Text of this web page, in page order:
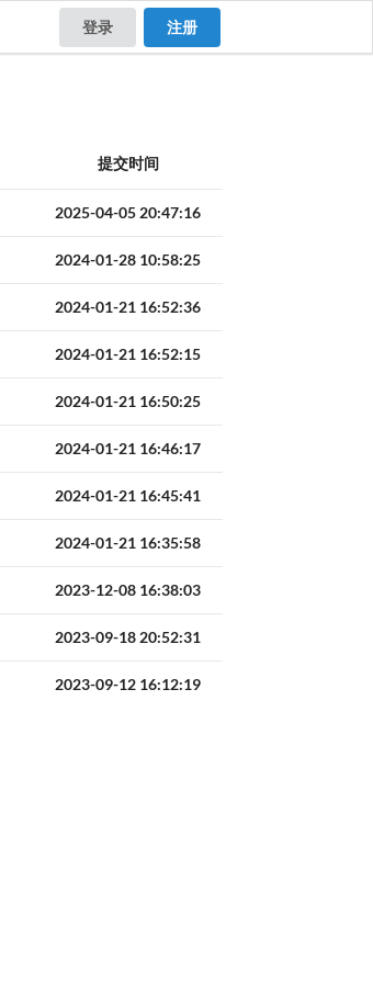
登录 注册
提交时间
2025-04-05 20:47:16
2024-01-28 10:58:25
2024-01-21 16:52:36
2024-01-21 16:52:15
2024-01-21 16:50:25
2024-01-21 16:46:17
2024-01-21 16:45:41
2024-01-21 16:35:58
2023-12-08 16:38:03
2023-09-18 20:52:31
2023-09-12 16:12:19